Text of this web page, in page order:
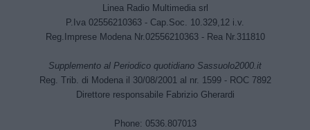
Linea Radio Multimedia srl
P.Iva 02556210363 - Cap.Soc. 10.329,12 i.v.
Reg.Imprese Modena Nr.02556210363 - Rea Nr.311810
Supplemento al Periodico quotidiano Sassuolo2000.it
Reg. Trib. di Modena il 30/08/2001 al nr. 1599 - ROC 7892
Direttore responsabile Fabrizio Gherardi
Phone: 0536.807013